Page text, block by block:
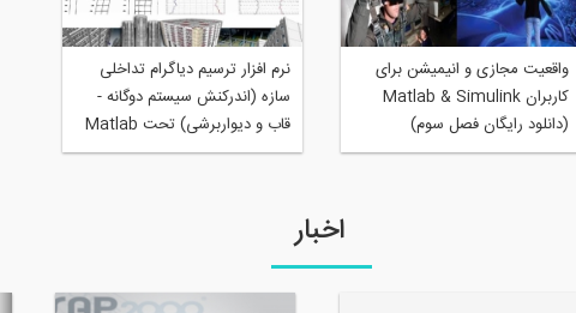
واقعیت مجازی و انیمیشن برای
کاربران Matlab & Simulink
(دانلود رایگان فصل سوم)
نرم افزار ترسیم دیاگرام تداخلی
سازه (اندرکنش سیستم دوگانه -
قاب و دیواربرشی) تحت Matlab
اخبار